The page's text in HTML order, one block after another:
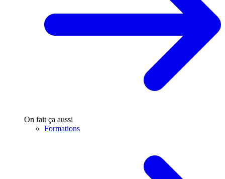
On fait ça aussi
Formations